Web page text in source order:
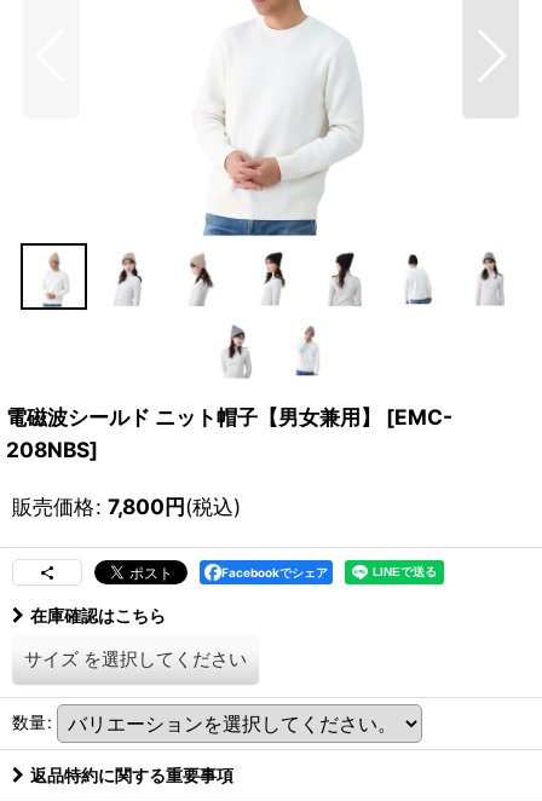
電磁波シールド ニット帽子【男女兼用】 [EMC-
208NBS]
販売価格: 7,800円(税込)
Facebookでシェア
在庫確認はこちら
サイズ を選択してください
数量:
返品特約に関する重要事項